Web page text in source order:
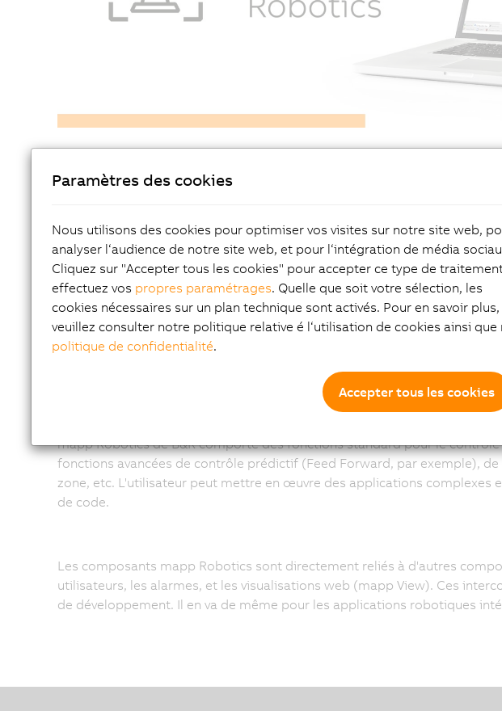
portée de clics
L'utilisateur n'a plus besoin de connaître un langage robotique
spécifique pour programmer une application robotique.
Désormais, les langages habituellement utilisés pour la
programmation des machines comme, par exemple, les langages
LD (Ladder Diagram), ST (Structured Text) et C/C++, suffisent.
B&R fournit des modules logiciels préconfigurés pour rendre la
mapp Robotics de B&R comporte des fonctions standard pour le
fonctions avancées de contrôle prédictif (Feed Forward, par exemple),
zone, etc. L'utilisateur peut mettre en œuvre des applications complexes
de code.
Les composants mapp Robotics sont directement reliés à d'autres
utilisateurs, les alarmes, et les visualisations web (mapp View). Ces
de développement. Il en va de même pour les applications robotiques
Paramètres des cookies
Nous utilisons des cookies pour optimiser vos visites sur notre site web,
analyser l‘audience de notre site web, et pour l‘intégration de média
Cliquez sur "Accepter tous les cookies" pour accepter ce type de
effectuez vos propres paramétrages. Quelle que soit votre sélection, les
cookies nécessaires sur un plan technique sont activés. Pour en savoir plus,
veuillez consulter notre politique relative é l‘utilisation de cookies ainsi que
politique de confidentialité.
Accepter tous les cookies